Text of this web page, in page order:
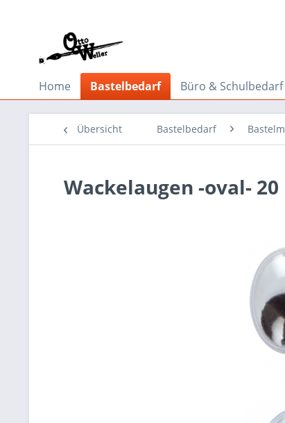
Home Bastelbedarf Büro & Schulbedarf
Übersicht Bastelbedarf
Wackelaugen -oval-